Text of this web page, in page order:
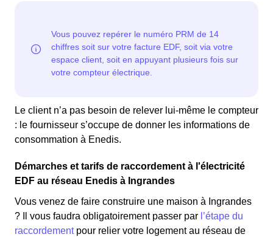
Le client n’a pas besoin de relever lui-même le compteur
: le fournisseur s’occupe de donner les informations de
consommation à Enedis.
Démarches et tarifs de raccordement à l'électricité
EDF au réseau Enedis à Ingrandes
Vous venez de faire construire une maison à Ingrandes
? Il vous faudra obligatoirement passer par l’étape du
raccordementpour relier votre logement au réseau de